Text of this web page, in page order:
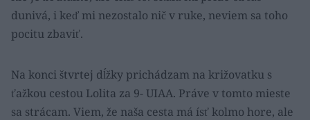
dunivá, i keď mi nezostalo nič v ruke, neviem sa toho
pocitu zbaviť.
Na konci štvrtej dĺžky prichádzam na križovatku s
ťažkou cestou Lolita za 9- UIAA. Práve v tomto mieste
sa strácam. Viem, že naša cesta má ísť kolmo hore, ale